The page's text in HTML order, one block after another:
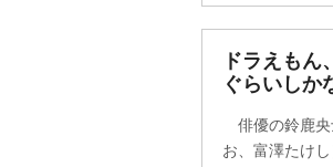
ドラえも
ぐらいし
俳優の鈴鹿央
お、富澤たけ